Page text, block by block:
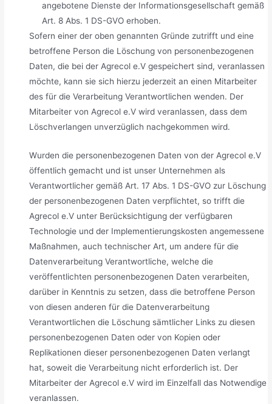
angebotene Dienste der Informationsgesellschaft gemäß
Art. 8 Abs. 1 DS-GVO erhoben.
Sofern einer der oben genannten Gründe zutrifft und eine
betroffene Person die Löschung von personenbezogenen
Daten, die bei der Agrecol e.V gespeichert sind, veranlassen
möchte, kann sie sich hierzu jederzeit an einen Mitarbeiter
des für die Verarbeitung Verantwortlichen wenden. Der
Mitarbeiter von Agrecol e.V wird veranlassen, dass dem
Löschverlangen unverzüglich nachgekommen wird.
Wurden die personenbezogenen Daten von der Agrecol e.V
öffentlich gemacht und ist unser Unternehmen als
Verantwortlicher gemäß Art. 17 Abs. 1 DS-GVO zur Löschung
der personenbezogenen Daten verpflichtet, so trifft die
Agrecol e.V unter Berücksichtigung der verfügbaren
Technologie und der Implementierungskosten angemessene
Maßnahmen, auch technischer Art, um andere für die
Datenverarbeitung Verantwortliche, welche die
veröffentlichten personenbezogenen Daten verarbeiten,
darüber in Kenntnis zu setzen, dass die betroffene Person
von diesen anderen für die Datenverarbeitung
Verantwortlichen die Löschung sämtlicher Links zu diesen
personenbezogenen Daten oder von Kopien oder
Replikationen dieser personenbezogenen Daten verlangt
hat, soweit die Verarbeitung nicht erforderlich ist. Der
Mitarbeiter der Agrecol e.V wird im Einzelfall das Notwendige
veranlassen.